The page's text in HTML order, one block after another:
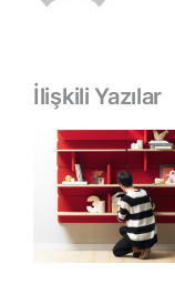
İlişkili Yazılar